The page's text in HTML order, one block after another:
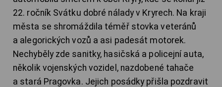
22. ročník Svátku dobré nálady v Kryrech. Na kraji
města se shromáždila téměř stovka veteránů
a alegorických vozů a asi padesát motorek.
Nechyběly zde sanitky, hasičská a policejní auta,
několik vojenských vozidel, nazdobené tahače
a stará Pragovka. Jejich posádky přišla pozdravit